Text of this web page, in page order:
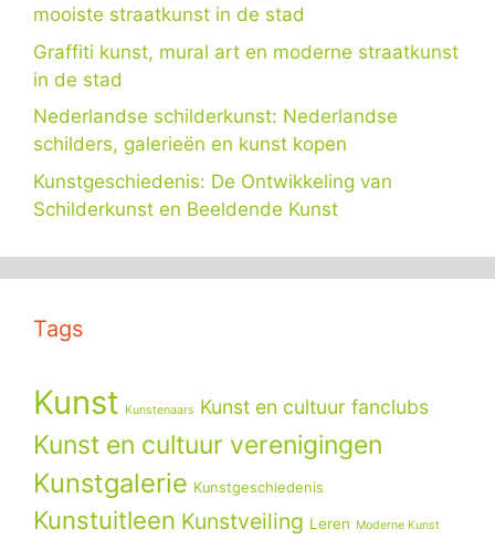
mooiste straatkunst in de stad
Graffiti kunst, mural art en moderne straatkunst
in de stad
Nederlandse schilderkunst: Nederlandse
schilders, galerieën en kunst kopen
Kunstgeschiedenis: De Ontwikkeling van
Schilderkunst en Beeldende Kunst
Tags
Kunst Kunstenaars Kunst en cultuur fanclubs
Kunst en cultuur verenigingen
Kunstgalerie Kunstgeschiedenis
Kunstuitleen Kunstveiling Leren Moderne Kunst